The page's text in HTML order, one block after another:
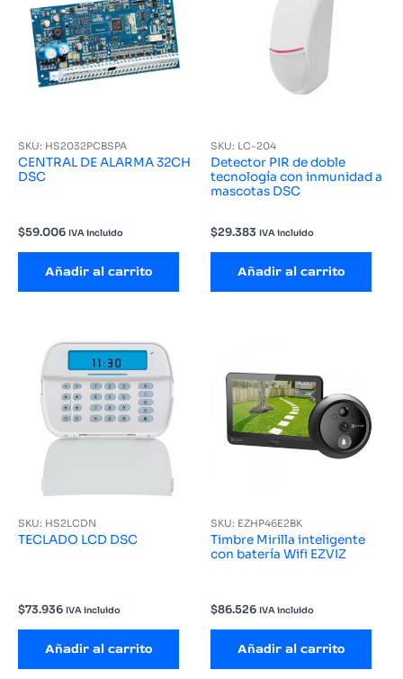
SKU: HS2032PCBSPA
CENTRAL DE ALARMA 32CH
DSC
$59.006 IVA incluido
Añadir al carrito
SKU: LC-204
Detector PIR de doble
tecnología con inmunidad a
mascotas DSC
$29.383 IVA incluido
Añadir al carrito
SKU: HS2LCDN
TECLADO LCD DSC
$73.936 IVA incluido
Añadir al carrito
SKU: EZHP46E2BK
Timbre Mirilla inteligente
con batería Wifi EZVIZ
$86.526 IVA incluido
Añadir al carrito